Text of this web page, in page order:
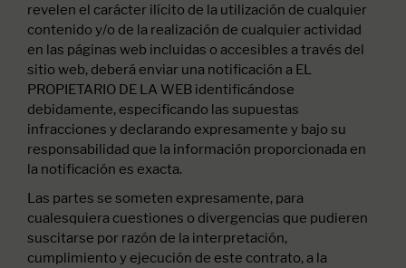
revelen el carácter ilícito de la utilización de cualquier
contenido y/o de la realización de cualquier actividad
en las páginas web incluidas o accesibles a través del
sitio web, deberá enviar una notificación a EL
PROPIETARIO DE LA WEB identificándose
debidamente, especificando las supuestas
infracciones y declarando expresamente y bajo su
responsabilidad que la información proporcionada en
la notificación es exacta.
Las partes se someten expresamente, para
cualesquiera cuestiones o divergencias que pudieren
suscitarse por razón de la interpretación,
cumplimiento y ejecución de este contrato, a la